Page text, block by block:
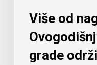
Više od
grade